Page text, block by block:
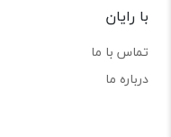
با رایان
تماس با ما
درباره ما